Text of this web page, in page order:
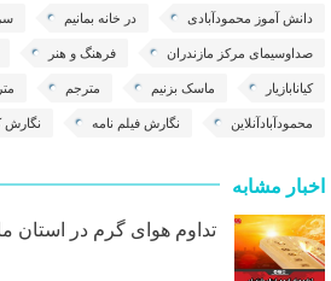
دانش آموز محمودآبادی در خانه بمانیم
صداوسیمای مرکز مازندران فرهنگ و هنر
کیانابازیار ماسک بزنیم مترجم
محمودآبادآنلاین نگارش فیلم نامه نگارش
اخبار مشابه
تداوم هوای گرم در استان